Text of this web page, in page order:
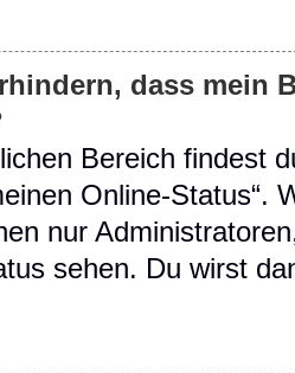
dass mein
Bereich findest
Online-Status“.
nur
sehen. Du wirst